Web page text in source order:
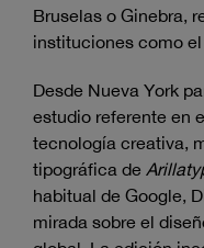
Bruselas o Ginebra,
instituciones como
Desde Nueva York
estudio referente en
tecnología creativa,
tipográfica de
habitual de Google,
mirada sobre el